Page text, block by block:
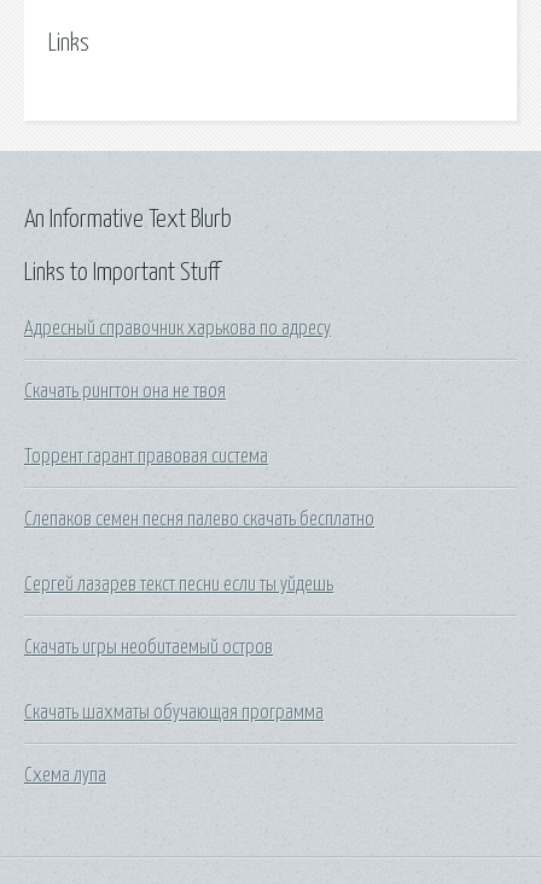
Links
Links to Important Stuff
Адресный справочник харькова по адресу
Скачать рингтон она не твоя
Торрент гарант правовая система
Слепаков семен песня палево скачать бесплатно
Сергей лазарев текст песни если ты уйдешь
Скачать игры необитаемый остров
Скачать шахматы обучающая программа
Схема лупа
An Informative Text Blurb